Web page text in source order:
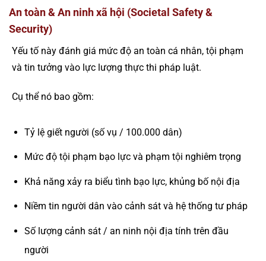
An toàn & An ninh xã hội (Societal Safety &
Security)
Yếu tố này đánh giá mức độ an toàn cá nhân, tội phạm
và tin tưởng vào lực lượng thực thi pháp luật.
Cụ thể nó bao gồm:
Tỷ lệ giết người (số vụ / 100.000 dân)
Mức độ tội phạm bạo lực và phạm tội nghiêm trọng
Khả năng xảy ra biểu tình bạo lực, khủng bố nội địa
Niềm tin người dân vào cảnh sát và hệ thống tư pháp
Số lượng cảnh sát / an ninh nội địa tính trên đầu
người